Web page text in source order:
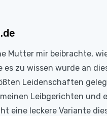
Mutter mir beibrachte,
zu wissen wurde an
Leidenschaften
Leibgerichten und
eine leckere Variante